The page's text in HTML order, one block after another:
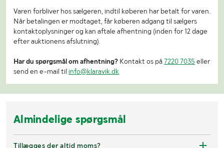
Varen forbliver hos sælgeren, indtil køberen har betalt for varen.
Når betalingen er modtaget, får køberen adgang til sælgers
kontaktoplysninger og kan aftale afhentning (inden for 12 dage
efter auktionens afslutning).
Har du spørgsmål om afhentning? Kontakt os på 7220 7035 eller
send en e-mail til info@klaravik.dk
Almindelige spørgsmål
Tillægges der altid moms?